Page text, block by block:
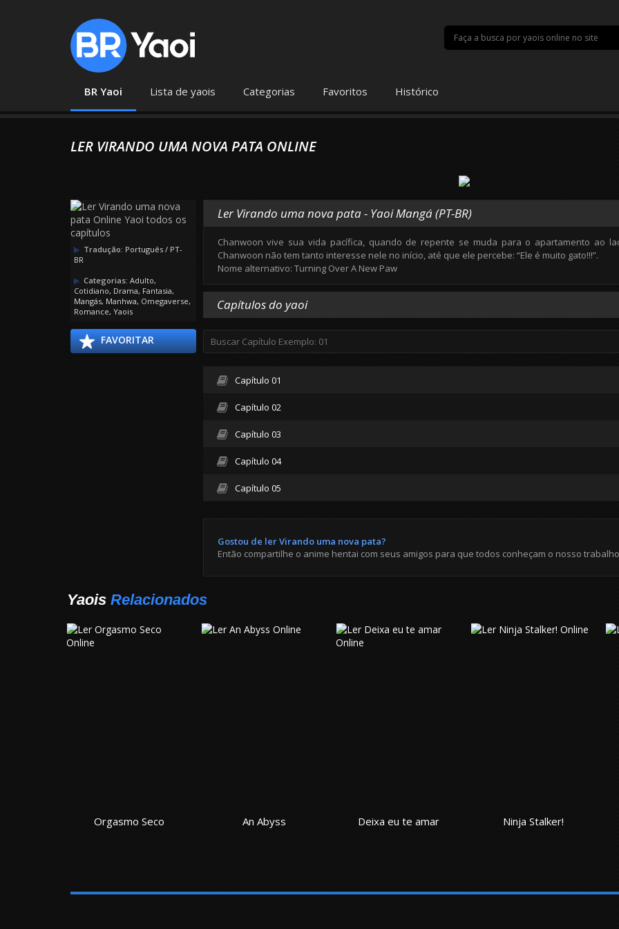
BR Yaoi Lista de yaois Categorias Favoritos Histórico
LER VIRANDO UMA NOVA PATA ONLINE
Tradução: Português / PT-
BR
Categorias: Adulto,
Cotidiano, Drama, Fantasia,
Mangás, Manhwa, Omegaverse,
Romance, Yaois
FAVORITAR
Ler Virando uma nova pata - Yaoi Mangá (PT-BR)
Chanwoon vive sua vida pacífica, quando de repente se muda para o apartamento ao
Chanwoon não tem tanto interesse nele no início, até que ele percebe: “Ele é muito gato!!!”.
Nome alternativo: Turning Over A New Paw
Capítulos do yaoi
Capítulo 01
Capítulo 02
Capítulo 03
Capítulo 04
Capítulo 05
Gostou de ler Virando uma nova pata?
Então compartilhe o anime hentai com seus amigos para que todos conheçam o nosso
Yaois Relacionados
Orgasmo Seco An Abyss Deixa eu te amar Ninja Stalker!